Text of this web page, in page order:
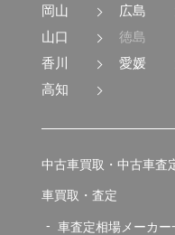
岡山
広島
山口
徳島
香川
愛媛
高知
中古車買取・中古車査
車買取・査定
車査定相場メーカー